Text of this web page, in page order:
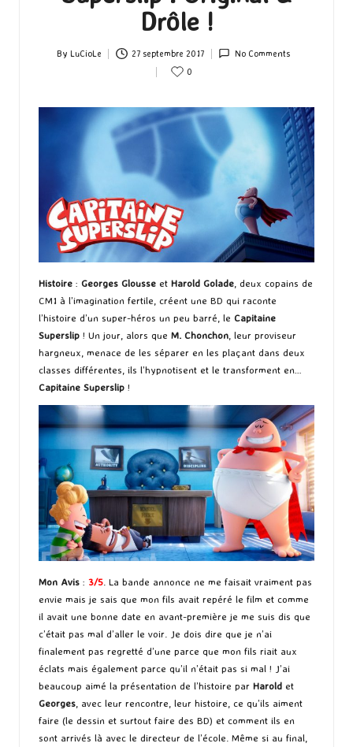
Drôle !
Posted
By LuCioLe 27 septembre 2017
No Comments
0
Histoire : Georges Glousse et Harold Golade, deux copains de
CM1 à l’imagination fertile, créent une BD qui raconte
l’histoire d’un super-héros un peu barré, le Capitaine
Superslip ! Un jour, alors que M. Chonchon, leur proviseur
hargneux, menace de les séparer en les plaçant dans deux
classes différentes, ils l’hypnotisent et le transforment en…
Capitaine Superslip !
Mon Avis : 3/5 . La bande annonce ne me faisait vraiment pas
envie mais je sais que mon fils avait repéré le film et comme
il avait une bonne date en avant-première je me suis dis que
c’était pas mal d’aller le voir. Je dois dire que je n’ai
finalement pas regretté d’une parce que mon fils riait aux
éclats mais également parce qu’il n’était pas si mal ! J’ai
beaucoup aimé la présentation de l’histoire par Harold et
Georges , avec leur rencontre, leur histoire, ce qu’ils aiment
faire (le dessin et surtout faire des BD) et comment ils en
sont arrivés là avec le directeur de l’école. Même si au final,